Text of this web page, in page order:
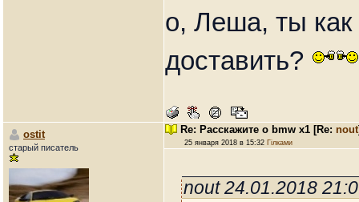
о, Леша, ты
доставить?
ostit
старый писатель
Re: Расскажите о bmw x1 [Re: nout
25 января 2018 в 15:32 Гілками
nout 24.01.2018